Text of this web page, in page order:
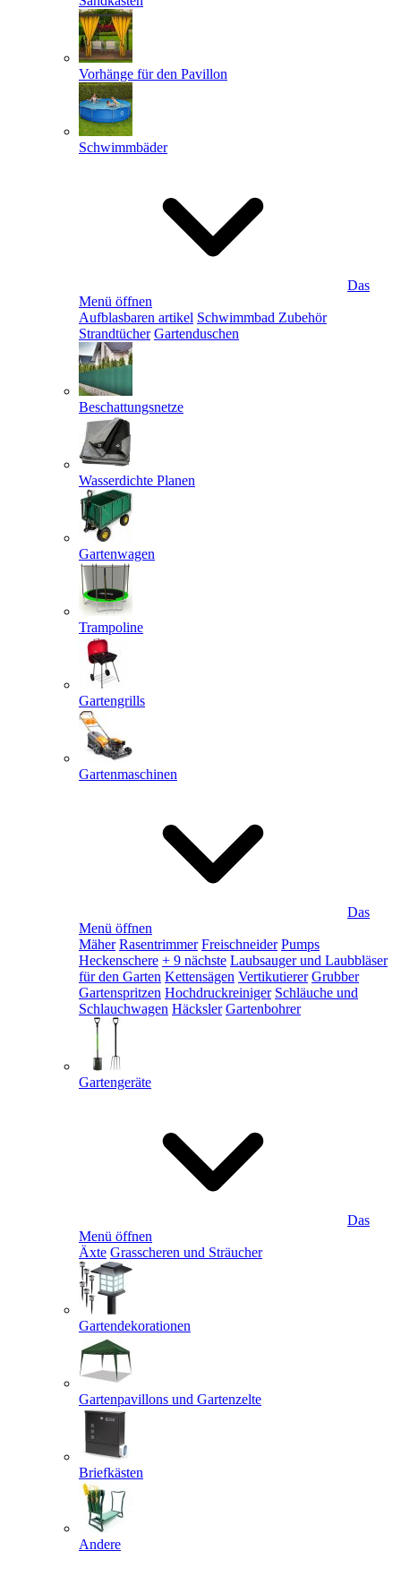
Vorhänge für den Pavillon
Schwimmbäder
Das
Menü öffnen
Aufblasbaren artikel Schwimmbad Zubehör
Strandtücher Gartenduschen
Beschattungsnetze
Wasserdichte Planen
Gartenwagen
Trampoline
Gartengrills
Gartenmaschinen
Das
Menü öffnen
Mäher Rasentrimmer Freischneider Pumps
Heckenschere + 9 nächste Laubsauger und Laubbläser
für den Garten Kettensägen Vertikutierer Grubber
Gartenspritzen Hochdruckreiniger Schläuche und
Schlauchwagen Häcksler Gartenbohrer
Gartengeräte
Das
Menü öffnen
Äxte Grasscheren und Sträucher
Gartendekorationen
Gartenpavillons und Gartenzelte
Briefkästen
Andere